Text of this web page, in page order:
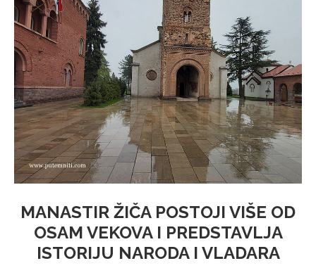
MANASTIR ŽIČA POSTOJI VIŠE OD
OSAM VEKOVA I PREDSTAVLJA
ISTORIJU NARODA I VLADARA